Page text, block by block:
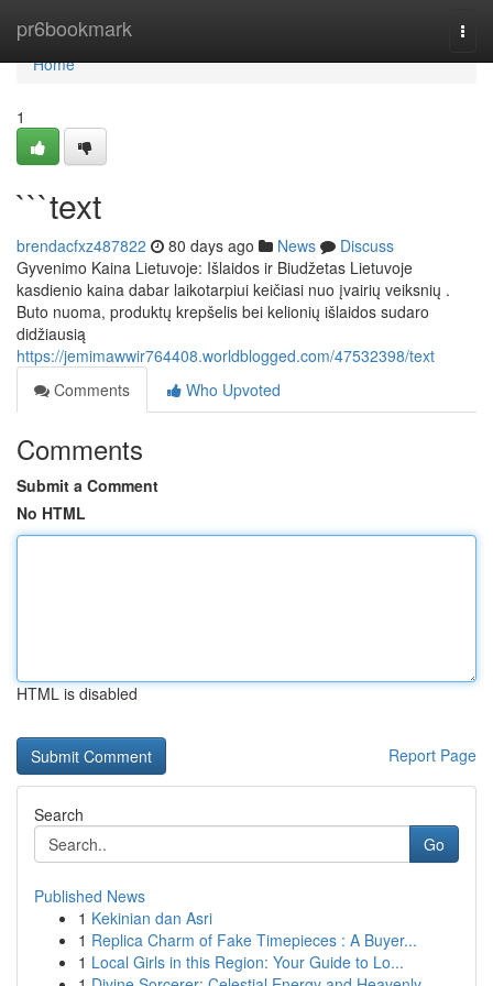
pr6bookmark
Home
Home
1
```text
brendacfxz487822 80 days ago News
Discuss
Gyvenimo Kaina Lietuvoje: Išlaidos ir Biudžetas Lietuvoje
kasdienio kaina dabar laikotarpiui keičiasi nuo įvairių veiksnių .
Buto nuoma, produktų krepšelis bei kelionių išlaidos sudaro
didžiausią
https://jemimawwir764408.worldblogged.com/47532398/text
Comments
Who Upvoted
Comments
Submit a Comment
No HTML
HTML is disabled
Report Page
Search
Go
Published News
1 Kekinian dan Asri
1 Replica Charm of Fake Timepieces : A Buyer...
1 Local Girls in this Region: Your Guide to Lo...